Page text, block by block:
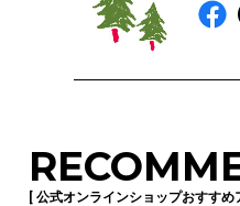
[ 公式オンラインショップおすすめ